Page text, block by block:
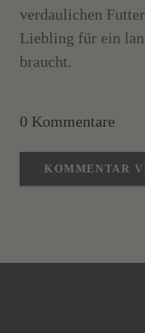
verdaulichen
Liebling für ein
braucht.
0 Kommentare
KOMMENTAR